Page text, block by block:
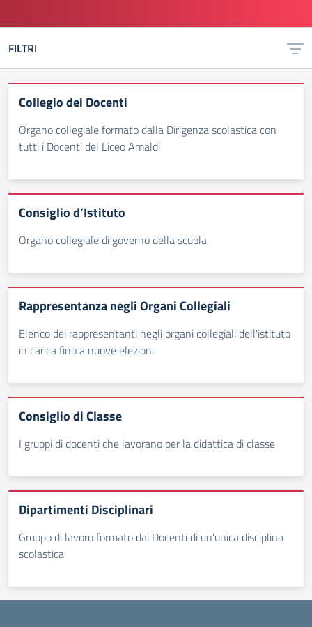
FILTRI
Collegio dei Docenti
Organo collegiale formato dalla Dirigenza scolastica con
tutti i Docenti del Liceo Amaldi
Consiglio d’Istituto
Organo collegiale di governo della scuola
Rappresentanza negli Organi Collegiali
Elenco dei rappresentanti negli organi collegiali dell'istituto
in carica fino a nuove elezioni
Consiglio di Classe
I gruppi di docenti che lavorano per la didattica di classe
Dipartimenti Disciplinari
Gruppo di lavoro formato dai Docenti di un'unica disciplina
scolastica